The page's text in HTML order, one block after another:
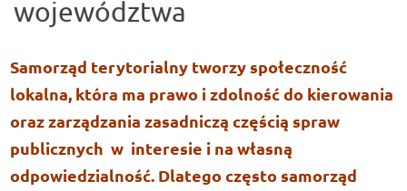
województwa
Samorząd terytorialny tworzy społeczność
lokalna, która ma prawo i zdolność do kierowania
oraz zarządzania zasadniczą częścią spraw
publicznych w interesie i na własną
odpowiedzialność. Dlatego często samorząd